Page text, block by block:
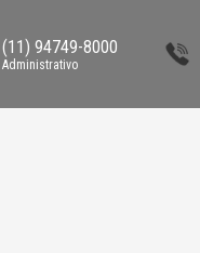
(11) 94749-8000
Administrativo